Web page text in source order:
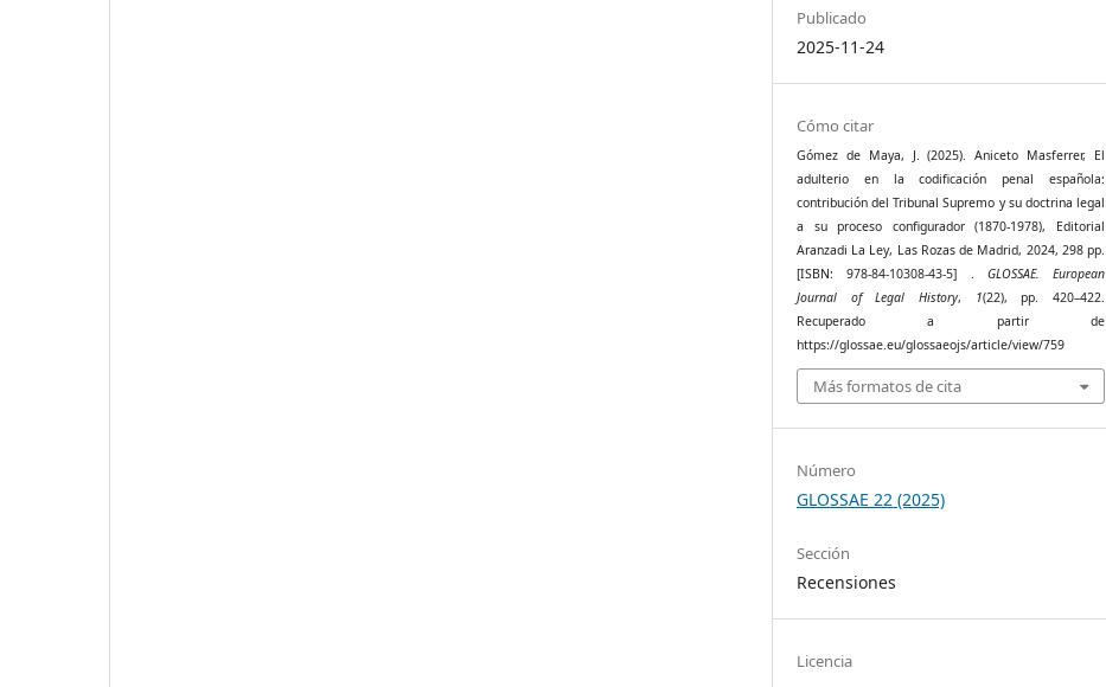
Publicado
2025-11-24
Cómo citar
Gómez de Maya, J. (2025). Aniceto Masferrer, El
adulterio en la codificación penal española:
contribución del Tribunal Supremo y su doctrina legal
a su proceso configurador (1870-1978), Editorial
Aranzadi La Ley, Las Rozas de Madrid, 2024, 298 pp.
[ISBN: 978-84-10308-43-5] . GLOSSAE. European
Journal of Legal History, 1(22), pp. 420–422.
Recuperado a partir de
https://glossae.eu/glossaeojs/article/view/759
Más formatos de cita
Número
GLOSSAE 22 (2025)
Sección
Recensiones
Licencia